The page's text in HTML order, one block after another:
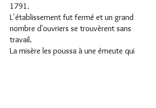
1791.
L'établissement fut fermé et un grand
nombre d'ouvriers se trouvèrent sans
travail.
La misère les poussa à une émeute qui